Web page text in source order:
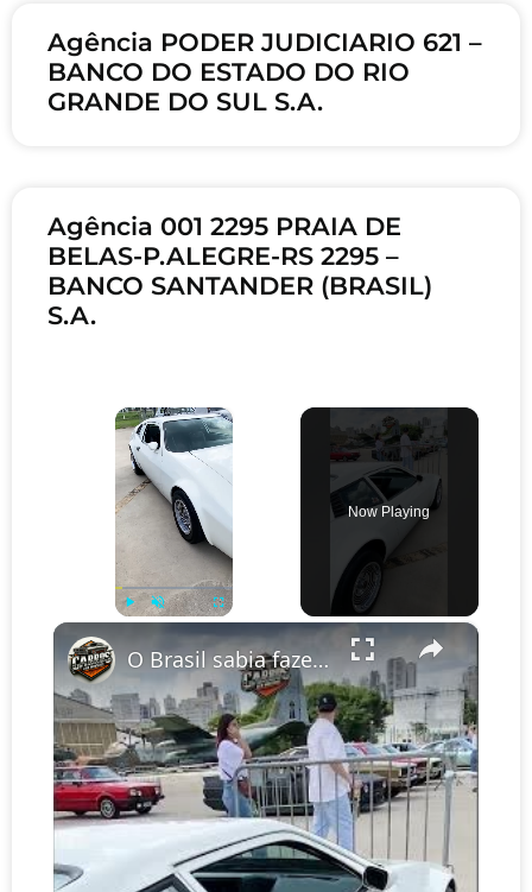
Agência PODER JUDICIARIO 621 –
BANCO DO ESTADO DO RIO
GRANDE DO SUL S.A.
Agência 001 2295 PRAIA DE
BELAS-P.ALEGRE-RS 2295 –
BANCO SANTANDER (BRASIL)
S.A.
×
Now Playing
×
O Brasil sabia fazer carros 🙏